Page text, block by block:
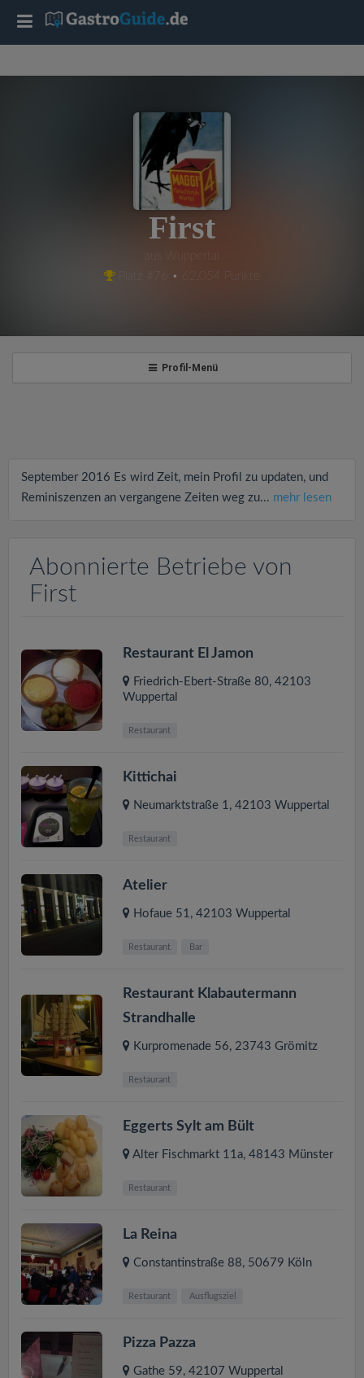
First
aus Wuppertal
Platz #76 • 62,054 Punkte
Profil-Menü
September 2016 Es wird Zeit, mein Profil zu updaten, und
Reminiszenzen an vergangene Zeiten weg zu... mehr lesen
Abonnierte Betriebe von
First
Restaurant El Jamon
Friedrich-Ebert-Straße 80, 42103
Wuppertal
Restaurant
Kittichai
Neumarktstraße 1, 42103 Wuppertal
Restaurant
Atelier
Hofaue 51, 42103 Wuppertal
Restaurant Bar
Restaurant Klabautermann
Strandhalle
Kurpromenade 56, 23743 Grömitz
Restaurant
Eggerts Sylt am Bült
Alter Fischmarkt 11a, 48143 Münster
Restaurant
La Reina
Constantinstraße 88, 50679 Köln
Restaurant Ausflugsziel
Pizza Pazza
Gathe 59, 42107 Wuppertal
T
a
n